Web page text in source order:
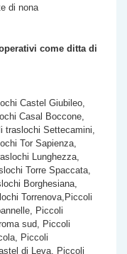
di nona
come ditta di
Castel Giubileo,
Casal Boccone,
traslochi Settecamini,
Tor Sapienza,
Lunghezza,
Torre Spaccata,
Borghesiana,
Torrenova,Piccoli
Piccoli
sud, Piccoli
Piccoli
di Leva, Piccoli